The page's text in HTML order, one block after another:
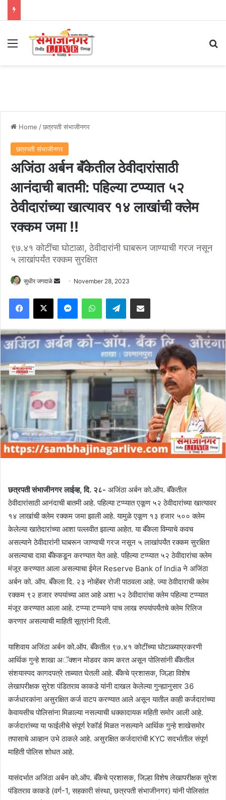
Menu
Home /छत्रपती संभाजीनगर
छत्रपती संभाजीनगर
अजिंठा अर्बन बॅंकेतील ठेवीदारांसाठी
आनंदाची बातमी: पहिल्या टप्प्यात ५२
ठेवीदारांच्या खात्यावर १४ लाखांची क्लेम
रक्कम जमा !!
९७.४१ कोटींचा घोटाळा, ठेवीदारांनी घाबरून जाण्याची गरज नसून
५ लाखांपर्यंत रक्कम सुरक्षित
सुधीर जगदाळे
Send
email
November 28, 2023
Facebook
X MessengerWhatsAppTelegramShare via Email
छत्रपती संभाजीनगर लाईव्ह, दि. २८- अजिंठा अर्बन को.ऑप. बॅंकेतील
ठेवीदारांसाठी आनंदाची बातमी आहे. पहिल्या टप्प्यात एकूण ५२ ठेवीदारांच्या खात्यावर
१४ लाखांची क्लेम रक्कम जमा झाली आहे. यामुळे एकूण १३ हजार ५०० क्लेम
केलेल्या खातेदारांच्या आशा पल्लवीत झाल्या आहेत. या बॅंकेला विम्याचे कवच
असल्याने ठेवीदारांनी घाबरून जाण्याची गरज नसून ५ लाखांपर्यंत रक्कम सुरक्षित
असल्याचा दावा बॅंकेकडून करण्यात येत आहे. पहिल्या टप्प्यात ५२ ठेवीदारांचा क्लेम
मंजूर करण्यात आला असल्याचा ईमेल Reserve Bank of India ने अजिंठा
अर्बन को. ऑप. बँकेला दि. २३ नोव्हेंबर रोजी पाठवला आहे. ज्या ठेवीदाराची क्लेम
रक्कम ९२ हजार रुपयांच्या आत आहे अशा ५२ ठेवीदारांचा क्लेम पहिल्या टप्प्यात
मंजूर करण्यात आला आहे. टप्प्या टप्प्याने पाच लाख रुपयांपर्यंतचे क्लेम रिलिज
करणार असल्याची माहिती सूत्रांनी दिली.
याशिवाय अजिंठा अर्बन को.ऑप. बँकेतील ९७.४१ कोटींच्या घोटाळ्याप्रकरणी
आर्थिक गुन्हे शाखा अॅक्शन मोडवर काम करत असून पोलिसांनी बॅंकेतील
संशयास्पद कागदपत्रे ताब्यात घेतली आहे. बँकेचे प्रशासक, जिल्हा विशेष
लेखापरीक्षक सुरेश पंडितराव काकडे यांनी दाखल केलेल्या गुन्ह्यानुसार 36
कर्जधारकांना असुरक्षित कर्ज वाटप करण्यात आले असून यातील काही कर्जदारांच्या
केवायसीच पोलिसांना मिळाल्या नसल्याची धक्कादायक महिती समोर आली आहे.
कर्जदारांच्या या फाईलीचे संपूर्ण रेकॉर्ड मिळत नसल्याने आर्थिक गुन्हे शाखेसमोर
तपासाचे आव्हान उभे ठाकले आहे. असुरक्षित कर्जदारांची KYC सदर्भातील संपूर्ण
माहिती पोलिस शोधत आहे.
यासंदर्भात अजिंठा अर्बन को.ऑप. बँकेचे प्रशासक, जिल्हा विशेष लेखापरीक्षक सुरेश
पंडितराव काकडे (वर्ग-1, सहकारी संस्था, छत्रपती संभाजीनगर) यांनी पोलिसांत